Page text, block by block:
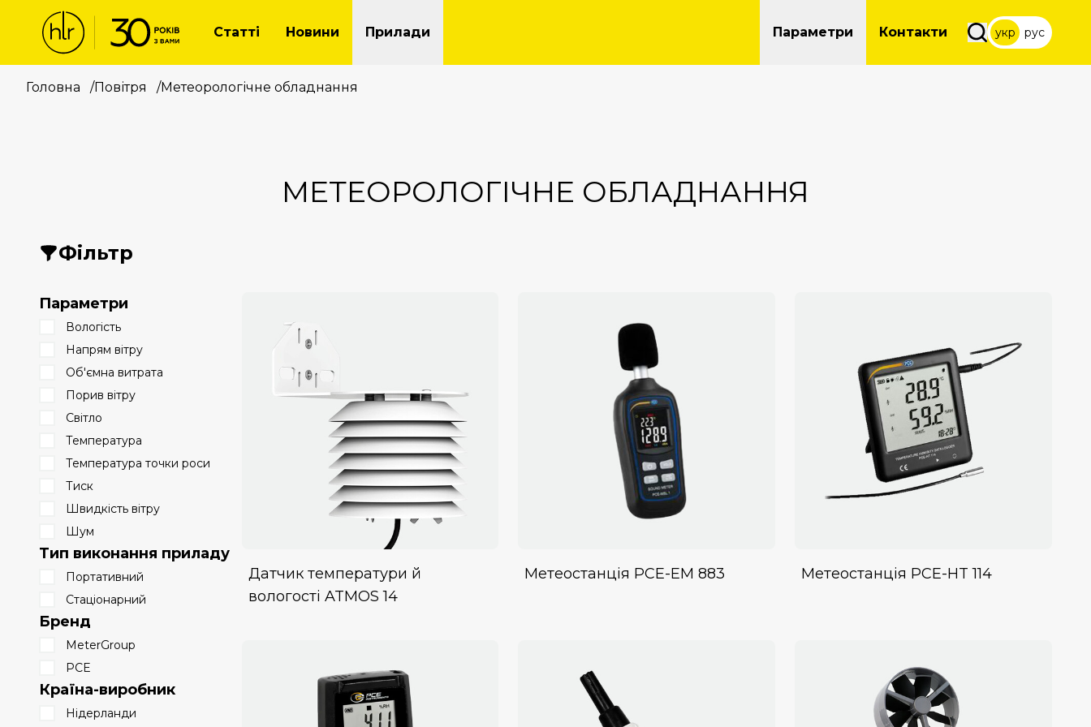
Статті Новини Прилади Параметри Контакти укр рус
Головна /Повітря /Метеорологічне обладнання
МЕТЕОРОЛОГІЧНЕ ОБЛАДНАННЯ
Фільтр
Параметри
Вологість
Напрям вітру
Об'ємна витрата
Порив вітру
Світло
Температура
Температура точки роси
Тиск
Швидкість вітру
Шум
Тип виконання приладу
Портативний
Стаціонарний
Бренд
MeterGroup
PCE
Країна-виробник
Нідерланди
Датчик температури й
вологості ATMOS 14
Метеостанція PCE-EM 883 Метеостанція PCE-HT 114